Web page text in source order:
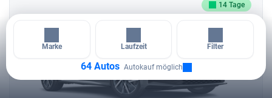
Marke Laufzeit Filter
64 Autos Autokauf möglich
14 Tage